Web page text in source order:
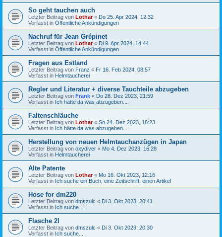
So geht tauchen auch
Letzter Beitrag von Lothar« Do 25. Apr 2024, 12:32
Verfasst in Öffentliche Ankündigungen
Nachruf für Jean Grépinet
Letzter Beitrag von Lothar« Di 9. Apr 2024, 14:44
Verfasst in Öffentliche Ankündigungen
Fragen aus Estland
Letzter Beitrag von Franz « Fr 16. Feb 2024, 08:57
Verfasst in Helmtaucherei
Regler und Literatur + diverse Tauchteile abzugeben
Letzter Beitrag von Frank « Do 28. Dez 2023, 21:59
Verfasst in Ich hätte da was abzugeben....
Faltenschläuche
Letzter Beitrag von Lothar« So 24. Dez 2023, 18:23
Verfasst in Ich hätte da was abzugeben....
Herstellung von neuen Helmtauchanzügen in Japan
Letzter Beitrag von oxydiver « Mo 4. Dez 2023, 16:28
Verfasst in Helmtaucherei
Alte Patente
Letzter Beitrag von Lothar« Mo 16. Okt 2023, 12:16
Verfasst in Ich suche ein Buch, eine Zeitschrift, einen Artikel
Hose for dm220
Letzter Beitrag von dmszulc « Di 3. Okt 2023, 20:41
Verfasst in Ich suche....
Flasche 2l
Letzter Beitrag von dmszulc « Di 3. Okt 2023, 20:30
Verfasst in Ich suche....